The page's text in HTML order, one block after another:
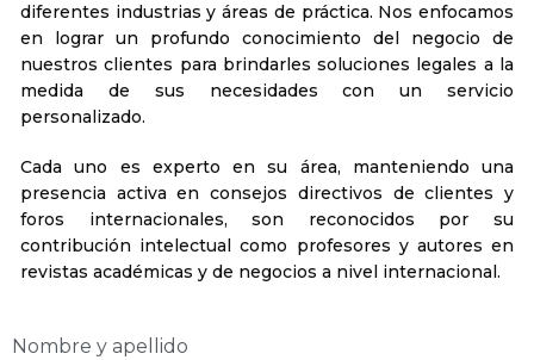
diferentes industrias y áreas de práctica. Nos enfocamos
en lograr un profundo conocimiento del negocio de
nuestros clientes para brindarles soluciones legales a la
medida de sus necesidades con un servicio
personalizado.
Cada uno es experto en su área, manteniendo una
presencia activa en consejos directivos de clientes y
foros internacionales, son reconocidos por su
contribución intelectual como profesores y autores en
revistas académicas y de negocios a nivel internacional.
Nombre y apellido